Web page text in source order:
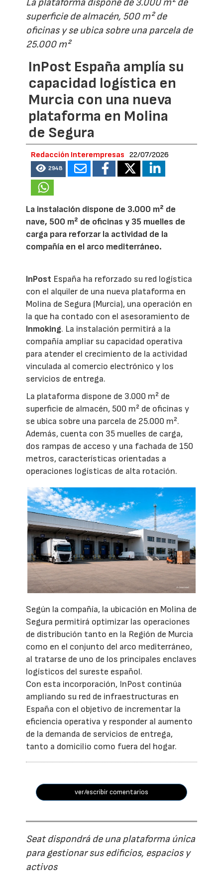
superficie de almacén, 500 m² de
oficinas y se ubica sobre una parcela de
25.000 m²
InPost España amplía su
capacidad logística en
Murcia con una nueva
plataforma en Molina
de Segura
Redacción Interempresas 22/07/2026
2948
La instalación dispone de 3.000 m² de
nave, 500 m² de oficinas y 35 muelles de
carga para reforzar la actividad de la
compañía en el arco mediterráneo.
InPost España ha reforzado su red logística
con el alquiler de una nueva plataforma en
Molina de Segura (Murcia), una operación en
la que ha contado con el asesoramiento de
Inmoking. La instalación permitirá a la
compañía ampliar su capacidad operativa
para atender el crecimiento de la actividad
vinculada al comercio electrónico y los
servicios de entrega.
La plataforma dispone de 3.000 m² de
superficie de almacén, 500 m² de oficinas y
se ubica sobre una parcela de 25.000 m².
Además, cuenta con 35 muelles de carga,
dos rampas de acceso y una fachada de 150
metros, características orientadas a
operaciones logísticas de alta rotación.
Según la compañía, la ubicación en Molina de
Segura permitirá optimizar las operaciones
de distribución tanto en la Región de Murcia
como en el conjunto del arco mediterráneo,
al tratarse de uno de los principales enclaves
logísticos del sureste español.
Con esta incorporación, InPost continúa
ampliando su red de infraestructuras en
España con el objetivo de incrementar la
eficiencia operativa y responder al aumento
de la demanda de servicios de entrega,
tanto a domicilio como fuera del hogar.
ver/escribir comentarios
Seat dispondrá de una plataforma única
para gestionar sus edificios, espacios y
activos